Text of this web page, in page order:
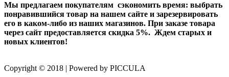
Мы предлагаем покупателям сэкономить время: выбрать
понравившийся товар на нашем сайте и зарезервировать
его в каком-либо из наших магазинов. При заказе товара
через сайт предоставляется скидка 5%. Ждем старых и
новых клиентов!
Copyright © 2018 | Powered by PICCULA